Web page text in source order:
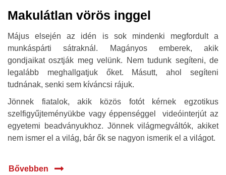
Makulátlan vörös inggel
Május elsején az idén is sok mindenki megfordult a
munkáspárti sátraknál. Magányos emberek, akik
gondjaikat osztják meg velünk. Nem tudunk segíteni, de
legalább meghallgatjuk őket. Másutt, ahol segíteni
tudnának, senki sem kíváncsi rájuk.
Jönnek fiatalok, akik közös fotót kérnek egzotikus
szelfigyűjteményükbe vagy éppenséggel videóinterjút az
egyetemi beadványukhoz. Jönnek világmegváltók, akiket
nem ismer el a világ, bár ők se nagyon ismerik el a világot.
Bővebben